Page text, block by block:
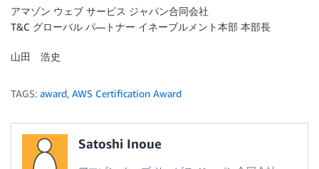
アマゾン ウェブ サービス ジャパン合同会社
T&C グローバル パ―トナー イネーブルメント本部 本部長
山田 浩史
TAGS: award, AWS Certification Award
Satoshi Inoue